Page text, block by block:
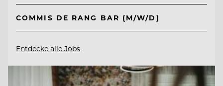
COMMIS DE RANG BAR (M/W/D)
Entdecke alle Jobs